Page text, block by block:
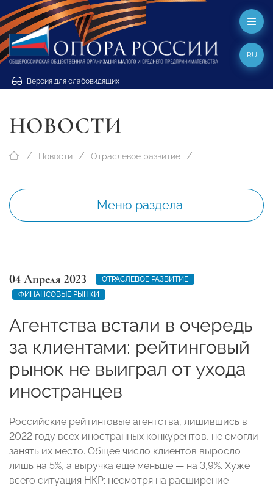
Версия для слабовидящих
RU
НОВОСТИ
Новости Отраслевое развитие
Меню раздела
04 Апреля 2023
ОТРАСЛЕВОЕ РАЗВИТИЕ
ФИНАНСОВЫЕ РЫНКИ
Агентства встали в очередь
за клиентами: рейтинговый
рынок не выиграл от ухода
иностранцев
Российские рейтинговые агентства, лишившись в
2022 году всех иностранных конкурентов, не смогли
занять их место. Общее число клиентов выросло
лишь на 5%, а выручка еще меньше — на 3,9%. Хуже
всего ситуация НКР: несмотря на расширение